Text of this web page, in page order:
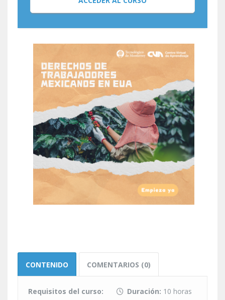
CONTENIDO COMENTARIOS (0)
Duración: 10 horas
Requisitos del curso: